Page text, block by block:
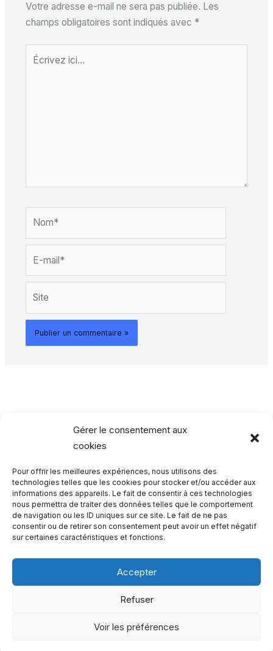
Gérer le consentement aux
cookies
Pour offrir les meilleures expériences, nous utilisons des
technologies telles que les cookies pour stocker et/ou accéder aux
informations des appareils. Le fait de consentir à ces technologies
nous permettra de traiter des données telles que le comportement
de navigation ou les ID uniques sur ce site. Le fait de ne pas
consentir ou de retirer son consentement peut avoir un effet négatif
sur certaines caractéristiques et fonctions.
Accepter
Refuser
Voir les préférences
Votre adresse e-mail ne sera pas publiée. Les
champs obligatoires sont indiqués avec *
Écrivez
mail*
Rechercher…
R
e
e
Qui sommes-nous ?